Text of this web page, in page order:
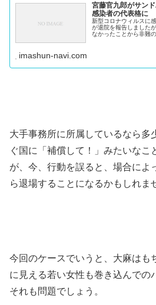
宮藤官九郎がサン
感染者の代表格に
新型コロナウィルスに
が退院を報告しました
なかったことから非難
imashun-navi.com
大手事務所に所属しているなら多
ぐ国に「補償して！」みたいなこ
が、今、行動を誤ると、場合によ
ら退場することになるかもしれま
今回のケースでいうと、大麻はも
に見える若い女性も巻き込んでの
それも問題でしょう。